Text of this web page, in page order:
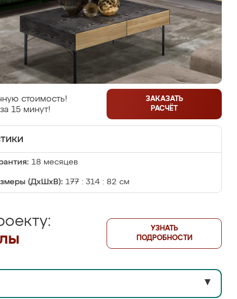
стоимость!
15 минут!
ЗАКАЗАТЬ
РАСЧЁТ
18 месяцев
(ДхШхВ): 177 : 314 : 82 см
УЗНАТЬ
ПОДРОБНОСТИ
▼